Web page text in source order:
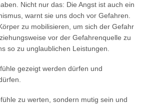
Nicht nur das: Die Angst ist auch ein
warnt sie uns doch vor Gefahren.
zu mobilisieren, um sich der Gefahr
vor der Gefahrenquelle zu
so zu unglaublichen Leistungen.
gezeigt werden dürfen und
zu werten, sondern mutig sein und